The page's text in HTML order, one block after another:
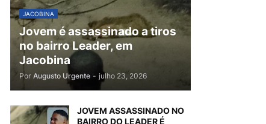
JACOBINA
Jovem é assassinado a tiros
no bairro Leader, em
Jacobina
Por Augusto Urgente - julho 23, 2026
JOVEM ASSASSINADO NO
BAIRRO DO LEADER É